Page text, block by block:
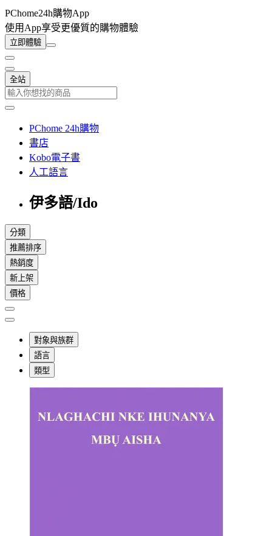
PChome24h購物App
使用App享受更優質的購物體驗
立即體驗
全站
PChome 24h購物
書店
Kobo電子書
人工語言
伊多語/Ido
分類
推薦排序
熱銷度
新上架
價格
對象與族群
語言
類型